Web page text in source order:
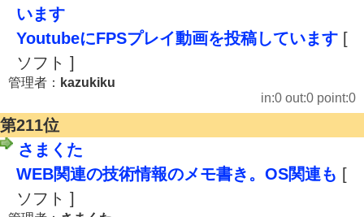
います
YoutubeにFPSプレイ動画を投稿しています [
ソフト ]
管理者： kazukiku
in:0 out:0 point:0
第211位
さまくた
WEB関連の技術情報のメモ書き。OS関連も [
ソフト ]